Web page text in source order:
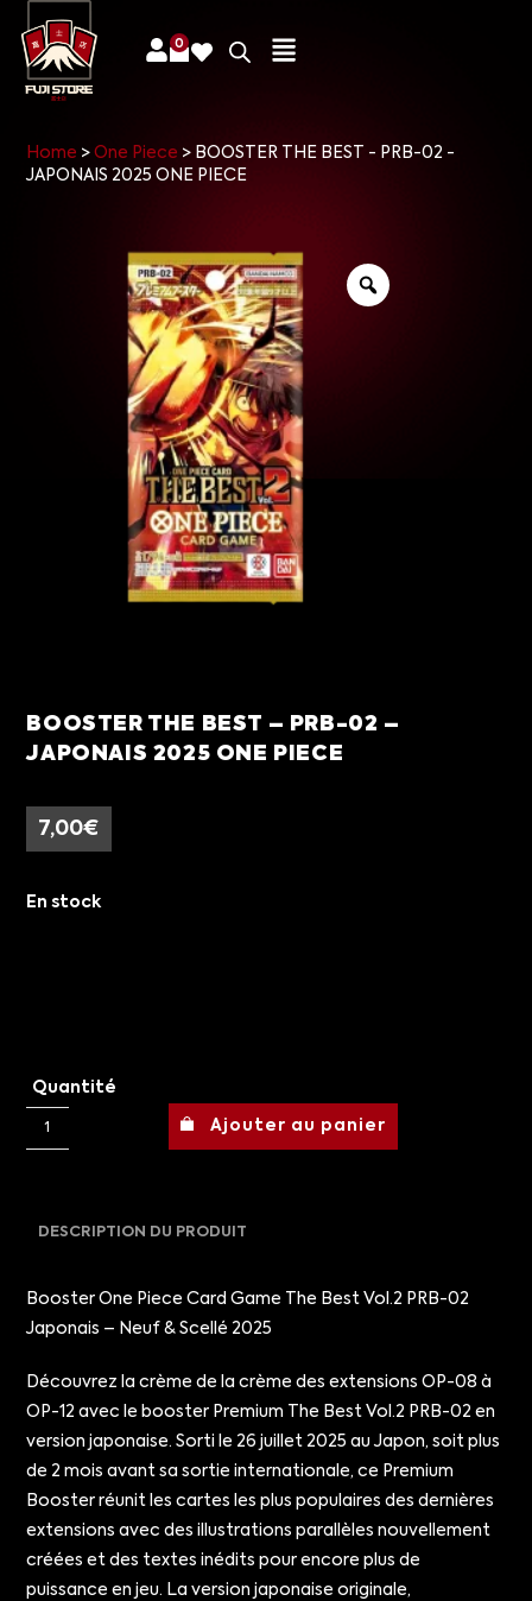
0
Home >One Piece > BOOSTER THE BEST - PRB-02 -
JAPONAIS 2025 ONE PIECE
BOOSTER THE BEST – PRB-02 –
JAPONAIS 2025 ONE PIECE
7,00€
En stock
Quantité
Ajouter au panier
DESCRIPTION DU PRODUIT
Booster One Piece Card Game The Best Vol.2 PRB-02
Japonais – Neuf & Scellé 2025
Découvrez la crème de la crème des extensions OP-08 à
OP-12 avec le booster Premium The Best Vol.2 PRB-02 en
version japonaise. Sorti le 26 juillet 2025 au Japon, soit plus
de 2 mois avant sa sortie internationale, ce Premium
Booster réunit les cartes les plus populaires des dernières
extensions avec des illustrations parallèles nouvellement
créées et des textes inédits pour encore plus de
puissance en jeu. La version japonaise originale,